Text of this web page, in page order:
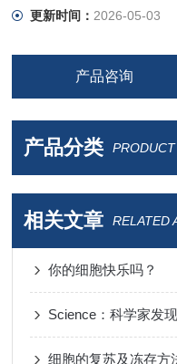
更新时间： 2026-05-03
产品咨询
产品分类
相关文章 RELATED
你的细胞快乐吗？
Science：科学家发
细胞的复苏及冻存方